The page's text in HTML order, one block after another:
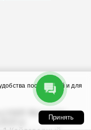
H&R Monotube,
посетителей и для
Принять